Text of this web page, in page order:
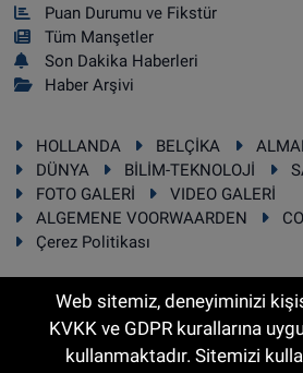
Puan Durumu ve Fikstür
Tüm Manşetler
Son Dakika Haberleri
Haber Arşivi
HOLLANDA BELÇİKA
DÜNYA
BİLİM-TEKNOLOJİ
FOTO GALERİ
VIDEO GALERİ
ALGEMENE VOORWAARDEN
Çerez Politikası
RSS Copyright © 2025
Web sitemiz, deneyiminizi
KVKK ve GDPR kurallarına
kullanmaktadır. Sitemizi